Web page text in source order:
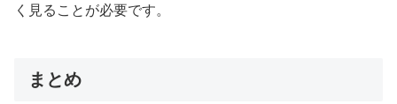
く見ることが必要です。
まとめ